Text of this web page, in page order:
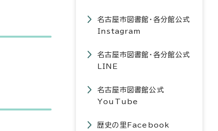
名古屋市図書館・各分館公式
Instagram
名古屋市図書館・各分館公式
LINE
名古屋市図書館公式
YouTube
歴史の里Facebook